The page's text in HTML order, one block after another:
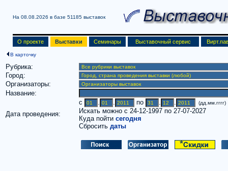
На 08.08.2026 в базе 51185 выставок
О проекте Выставки Семинары Выставочный сервис
В карточку
Рубрика:
Город:
Организаторы:
Название:
Дата проведения:
c . . по . . (дд.мм.гггг)
Искать можно с 24-12-1997 по 27-07-2027
Куда пойти сегодня
Сбросить даты